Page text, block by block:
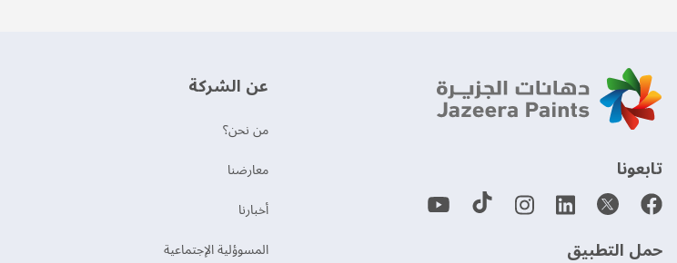
‫تابعونا‬
حمل التطبيق
عن الشركة
من نحن؟
‫معارضنا‬
‫أخبارنا‬
المسوؤلية الإجتماعية